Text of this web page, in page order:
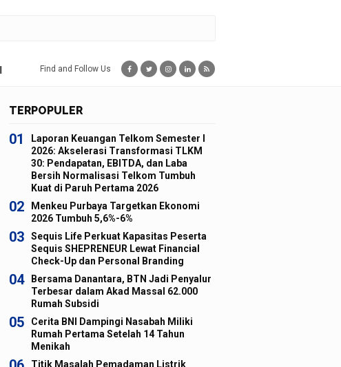
Find and Follow Us
TERPOPULER
01
Laporan Keuangan Telkom Semester I
2026: Akselerasi Transformasi TLKM
30: Pendapatan, EBITDA, dan Laba
Bersih Normalisasi Telkom Tumbuh
Kuat di Paruh Pertama 2026
02
Menkeu Purbaya Targetkan Ekonomi
2026 Tumbuh 5,6%-6%
03
Sequis Life Perkuat Kapasitas Peserta
Sequis SHEPRENEUR Lewat Financial
Check-Up dan Personal Branding
04
Bersama Danantara, BTN Jadi Penyalur
Terbesar dalam Akad Massal 62.000
Rumah Subsidi
05
Cerita BNI Dampingi Nasabah Miliki
Rumah Pertama Setelah 14 Tahun
Menikah
Titik Masalah Pemadaman Listrik